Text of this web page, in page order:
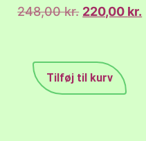
248,00kr. 220,00 kr.
Tilføj til kurv